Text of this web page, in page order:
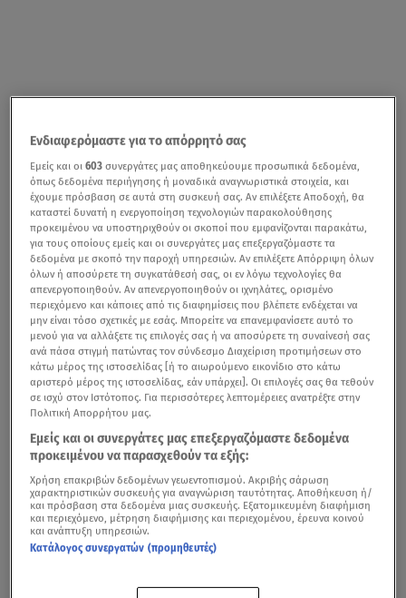
Ενδιαφερόμαστε για το απόρρητό σας
Εμείς και οι603 συνεργάτες μας αποθηκεύουμε προσωπικά δεδομένα,
όπως δεδομένα περιήγησης ή μοναδικά αναγνωριστικά στοιχεία, και
έχουμε πρόσβαση σε αυτά στη συσκευή σας. Αν επιλέξετε Αποδοχή, θα
καταστεί δυνατή η ενεργοποίηση τεχνολογιών παρακολούθησης
προκειμένου να υποστηριχθούν οι σκοποί που εμφανίζονται παρακάτω,
για τους οποίους εμείς και οι συνεργάτες μας επεξεργαζόμαστε τα
δεδομένα με σκοπό την παροχή υπηρεσιών. Αν επιλέξετε Απόρριψη όλων
όλων ή αποσύρετε τη συγκατάθεσή σας, οι εν λόγω τεχνολογίες θα
απενεργοποιηθούν. Αν απενεργοποιηθούν οι ιχνηλάτες, ορισμένο
περιεχόμενο και κάποιες από τις διαφημίσεις που βλέπετε ενδέχεται να
μην είναι τόσο σχετικές με εσάς. Μπορείτε να επανεμφανίσετε αυτό το
μενού για να αλλάξετε τις επιλογές σας ή να αποσύρετε τη συναίνεσή σας
ανά πάσα στιγμή πατώντας τον σύνδεσμο Διαχείριση προτιμήσεων στο
κάτω μέρος της ιστοσελίδας [ή το αιωρούμενο εικονίδιο στο κάτω
αριστερό μέρος της ιστοσελίδας, εάν υπάρχει]. Οι επιλογές σας θα τεθούν
σε ισχύ στον Ιστότοπος. Για περισσότερες λεπτομέρειες ανατρέξτε στην
Πολιτική Απορρήτου μας.
Εμείς και οι συνεργάτες μας επεξεργαζόμαστε δεδομένα
προκειμένου να παρασχεθούν τα εξής:
Χρήση επακριβών δεδομένων γεωεντοπισμού. Ακριβής σάρωση
χαρακτηριστικών συσκευής για αναγνώριση ταυτότητας. Αποθήκευση ή/
και πρόσβαση στα δεδομένα μιας συσκευής. Εξατομικευμένη διαφήμιση
και περιεχόμενο, μέτρηση διαφήμισης και περιεχομένου, έρευνα κοινού
και ανάπτυξη υπηρεσιών.
Κατάλογος συνεργατών (προμηθευτές)